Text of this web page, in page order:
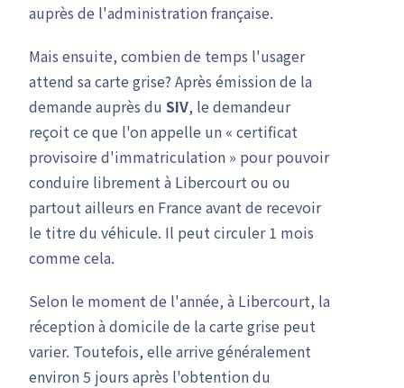
auprès de l'administration française.
Mais ensuite, combien de temps l'usager
attend sa carte grise? Après émission de la
demande auprès du SIV, le demandeur
reçoit ce que l'on appelle un « certificat
provisoire d'immatriculation » pour pouvoir
conduire librement à Libercourt ou ou
partout ailleurs en France avant de recevoir
le titre du véhicule. Il peut circuler 1 mois
comme cela.
Selon le moment de l'année, à Libercourt, la
réception à domicile de la carte grise peut
varier. Toutefois, elle arrive généralement
environ 5 jours après l'obtention du